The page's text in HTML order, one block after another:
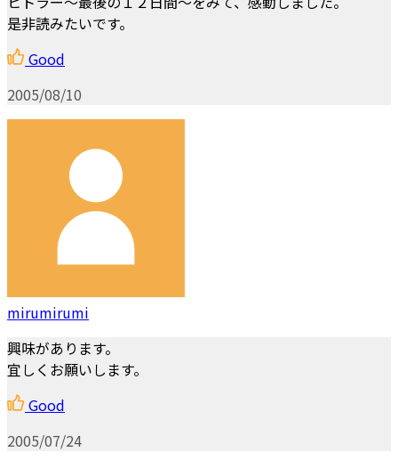
是非読みたいです。
Good
2005/08/10
mirumirumi
興味があります。
宜しくお願いします。
Good
2005/07/24